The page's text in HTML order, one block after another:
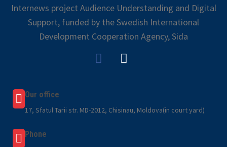
Internews project Audience Understanding and Digital
Support, funded by the Swedish International
Development Cooperation Agency, Sida
Our office
17, Sfatul Tarii str. MD-2012, Chisinau, Moldova(in court yard)
Phone